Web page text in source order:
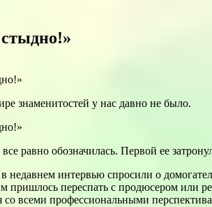
знаменитостей у нас давно не было.
равно обозначилась. Первой ее
в недавнем интервью спросили о
пришлось переспать с продюсером или
всеми профессиональными